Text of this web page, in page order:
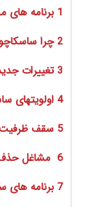
1 برنامه های مهاجرتی استان ساسکاچوان کانادا
2 چرا ساسکاچوان؟
3 تغییرات جدید برنامه استانی ساسکاچوان 2025
4 اولویتهای ساسکاچوان برای متقاضیان خارج از کانادا
5 سقف ظرفیت ساسکاچوان برای برخی صنایع
6 مشاغل حذف شده از برنامه SINP
7 برنامه های ساسکاچوان که بطور دائمی بسته شدند: